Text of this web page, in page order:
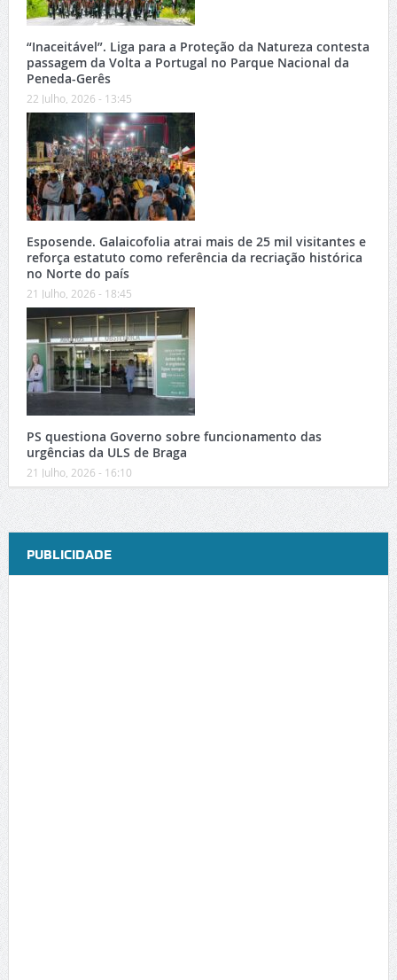
“Inaceitável”. Liga para a Proteção da Natureza contesta
passagem da Volta a Portugal no Parque Nacional da
Peneda-Gerês
22 Julho, 2026 - 13:45
Esposende. Galaicofolia atrai mais de 25 mil visitantes e
reforça estatuto como referência da recriação histórica
no Norte do país
21 Julho, 2026 - 18:45
PS questiona Governo sobre funcionamento das
urgências da ULS de Braga
21 Julho, 2026 - 16:10
PUBLICIDADE